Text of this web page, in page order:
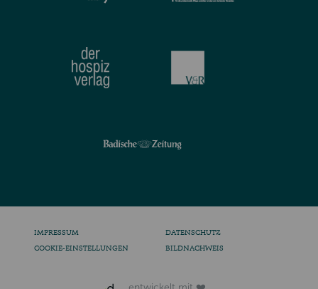
IMPRESSUM
DATENSCHUTZ
COOKIE-EINSTELLUNGEN
BILDNACHWEIS